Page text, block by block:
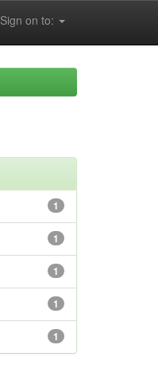
Sign on to:
1
1
1
1
1